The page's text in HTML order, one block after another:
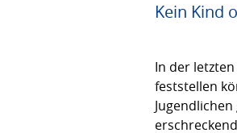
Kein Kind
In der
feststellen